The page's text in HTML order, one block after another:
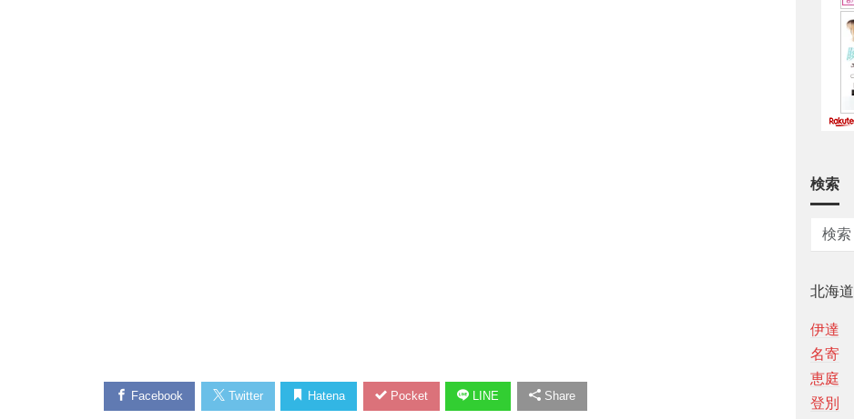
Facebook Twitter Hatena Pocket LINE Share
検索
北海道
伊達
名寄
恵庭
登別